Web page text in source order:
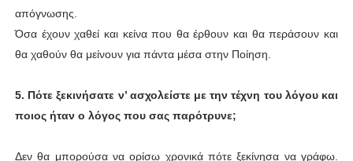
απόγνωσης.
Όσα έχουν χαθεί και κείνα που θα έρθουν και θα περάσουν και
θα χαθούν θα μείνουν για πάντα μέσα στην Ποίηση.
5. Πότε ξεκινήσατε ν’ ασχολείστε με την τέχνη του λόγου και
ποιος ήταν ο λόγος που σας παρότρυνε;
Δεν θα μπορούσα να ορίσω χρονικά πότε ξεκίνησα να γράφω.